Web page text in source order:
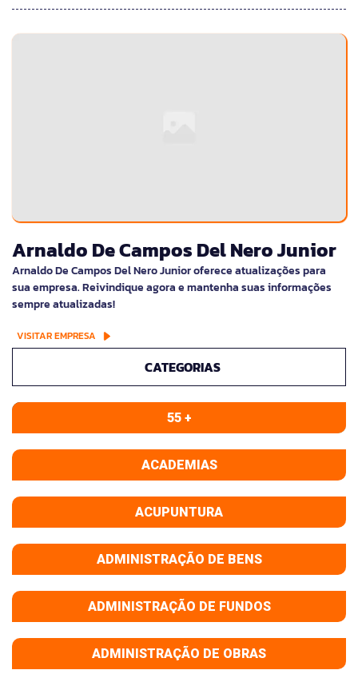
Arnaldo De Campos Del Nero Junior
Arnaldo De Campos Del Nero Junior oferece atualizações para
sua empresa. Reivindique agora e mantenha suas informações
sempre atualizadas!
VISITAR EMPRESA
CATEGORIAS
55 +
ACADEMIAS
ACUPUNTURA
ADMINISTRAÇÃO DE BENS
ADMINISTRAÇÃO DE FUNDOS
ADMINISTRAÇÃO DE OBRAS